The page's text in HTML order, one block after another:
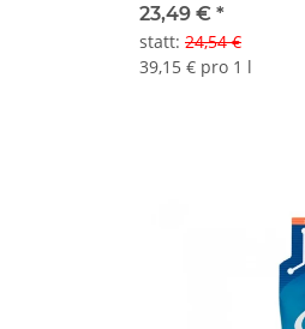
23,49 € *
statt: 24,54 €
39,15 € pro 1 l